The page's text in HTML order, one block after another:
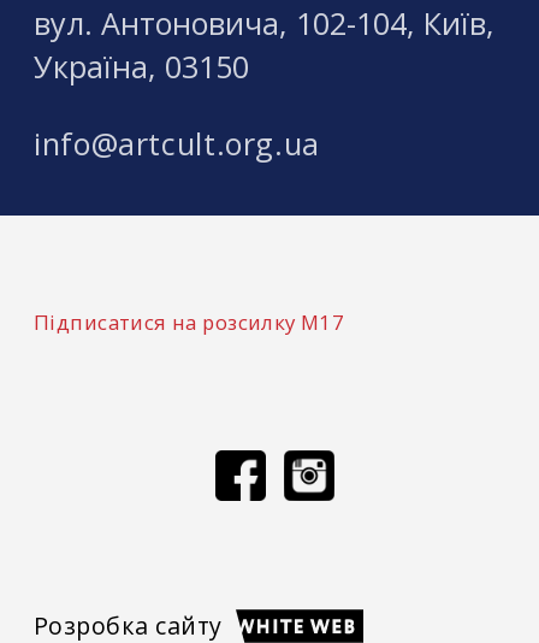
вул. Антоновича, 102-104, Київ,
Україна, 03150
info@artcult.org.ua
Підписатися на розсилку М17
Розробка сайту